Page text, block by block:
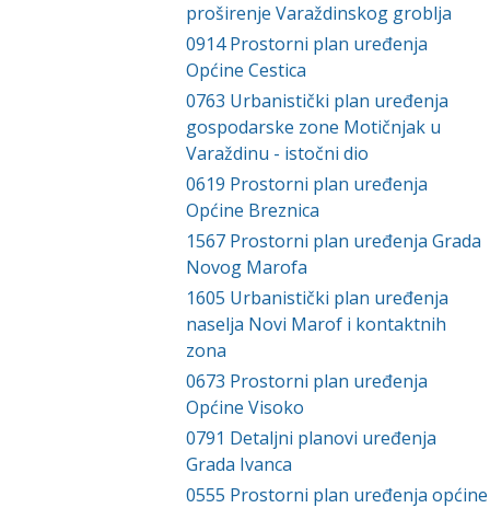
proširenje Varaždinskog groblja
0914 Prostorni plan uređenja
Općine Cestica
0763 Urbanistički plan uređenja
gospodarske zone Motičnjak u
Varaždinu - istočni dio
0619 Prostorni plan uređenja
Općine Breznica
1567 Prostorni plan uređenja Grada
Novog Marofa
1605 Urbanistički plan uređenja
naselja Novi Marof i kontaktnih
zona
0673 Prostorni plan uređenja
Općine Visoko
0791 Detaljni planovi uređenja
Grada Ivanca
0555 Prostorni plan uređenja općine